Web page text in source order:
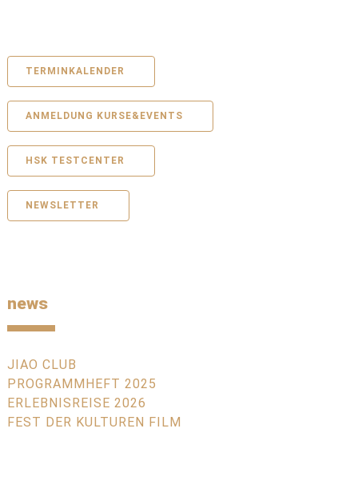
TERMINKALENDER
ANMELDUNG KURSE&EVENTS
HSK TESTCENTER
NEWSLETTER
news
JIAO CLUB
PROGRAMMHEFT 2025
ERLEBNISREISE 2026
FEST DER KULTUREN FILM